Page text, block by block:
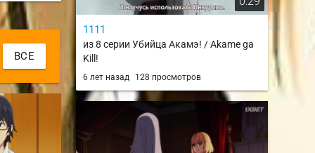
ВСЕ
1111
из 8 серии Убийца Акамэ! / Akame ga
Kill!
6 лет назад 128 просмотров